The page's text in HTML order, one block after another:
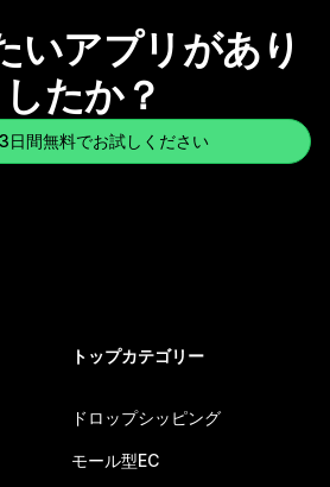
いアプリがあり
たか？
間無料でお試しください
トップカテゴリー
ドロップシッピング
モール型EC